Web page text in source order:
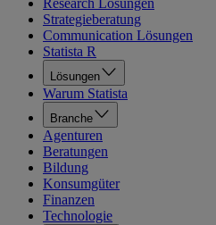
Research Lösungen
Strategieberatung
Communication Lösungen
Statista R
Lösungen
Warum Statista
Branche
Agenturen
Beratungen
Bildung
Konsumgüter
Finanzen
Technologie